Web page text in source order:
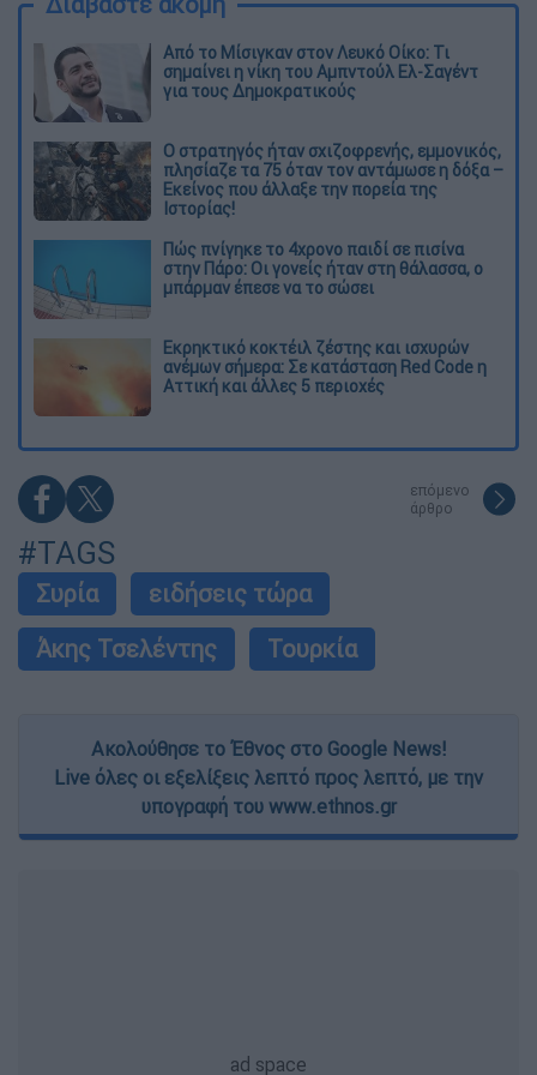
Από το Μίσιγκαν στον Λευκό Οίκο: Τι
σημαίνει η νίκη του Αμπντούλ Ελ-Σαγέντ
για τους Δημοκρατικούς
O στρατηγός ήταν σχιζοφρενής, εμμονικός,
πλησίαζε τα 75 όταν τον αντάμωσε η δόξα –
Εκείνος που άλλαξε την πορεία της
Ιστορίας!
Πώς πνίγηκε το 4χρονο παιδί σε πισίνα
στην Πάρο: Οι γονείς ήταν στη θάλασσα, ο
μπάρμαν έπεσε να το σώσει
Εκρηκτικό κοκτέιλ ζέστης και ισχυρών
ανέμων σήμερα: Σε κατάσταση Red Code η
Αττική και άλλες 5 περιοχές
επόμενο
άρθρο
#TAGS
Συρία
ειδήσεις τώρα
Άκης Τσελέντης
Τουρκία
Ακολούθησε το Έθνος στο Google News!
Live όλες οι εξελίξεις λεπτό προς λεπτό, με την
υπογραφή του www.ethnos.gr